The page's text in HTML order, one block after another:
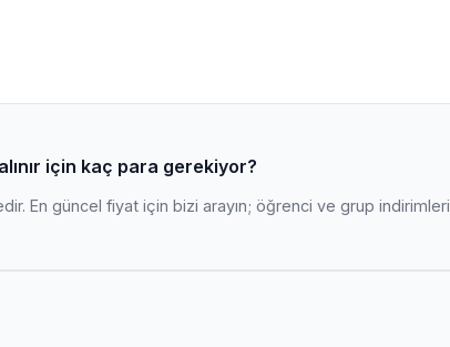
için kaç para gerekiyor?
En güncel fiyat için bizi arayın; öğrenci ve grup indirimleri